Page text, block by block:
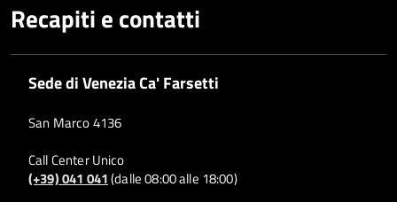
Recapiti e contatti
Sede di Venezia Ca' Farsetti
San Marco 4136
Call Center Unico
(+39) 041 041(dalle 08:00 alle 18:00)